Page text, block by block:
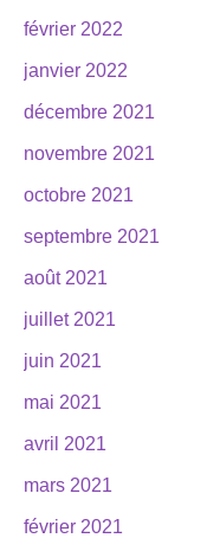
février 2022
janvier 2022
décembre 2021
novembre 2021
octobre 2021
septembre 2021
août 2021
juillet 2021
juin 2021
mai 2021
avril 2021
mars 2021
février 2021